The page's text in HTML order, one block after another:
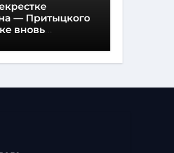
— Притыцкого
вновь